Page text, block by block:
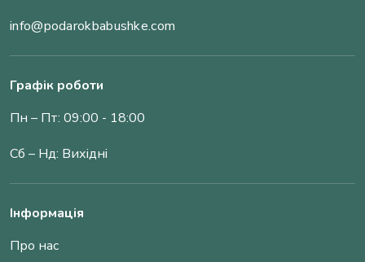
info@podarokbabushke.com
Графік роботи
Пн – Пт: 09:00 - 18:00
Сб – Нд: Вихідні
Інформація
Про нас